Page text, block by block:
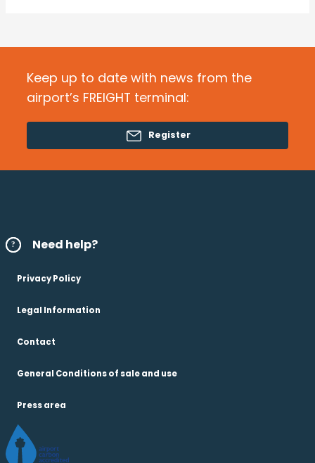
Keep up to date with news from the
airport’s FREIGHT terminal:
Register
Need help?
Privacy Policy
Legal Information
Contact
General Conditions of sale and use
Press area